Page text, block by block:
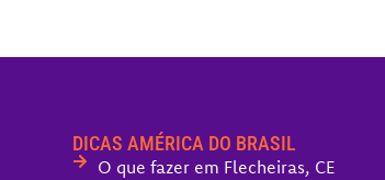
DICAS AMÉRICA DO BRASIL
O que fazer em Flecheiras, CE